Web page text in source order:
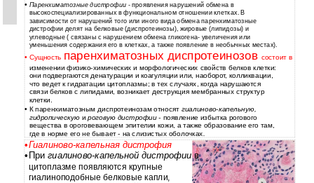
• Паренхиматозные дистрофии - проявления нарушений обмена в
высокоспециализированных в функциональном отношении клетках. В
зависимости от нарушений того или иного вида обмена паренхиматозные
дистрофии делят на белковые (диспротеинозы), жировые (липидозы) и
углеводные ( связаны с нарушением обмена гликогена- увеличения или
уменьшения содержания его в клетках, а также появление в необычных местах).
• Сущность паренхиматозных диспротеинозов состоит в
изменении физико-химических и морфологических свойств белков клетки:
они подвергаются денатурации и коагуляции или, наоборот, колликвации,
что ведет к гидратации цитоплазмы; в тех случаях, когда нарушаются
связи белков с липидами, возникает деструкция мембранных структур
клетки.
• К паренхиматозным диспротеинозам относят гиалиново-капельную,
гидропическую ироговую дистрофии - появление избытка рогового
вещества в ороговевающем эпителии кожи, а также образование его там,
где в норме его не бывает - на слизистых оболочках
•Гиалиново-капельнаядистрофия
• При гиалиново-капельной дистрофиив
цитоплазме появляются крупные
гиалиноподобные белковые капли,